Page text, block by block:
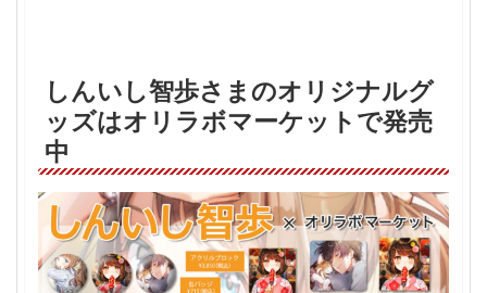
しんいし智歩さまのオリジナルグ
ッズはオリラボマーケットで発売
中